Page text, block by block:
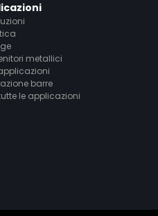
metallici
barre
le applicazioni